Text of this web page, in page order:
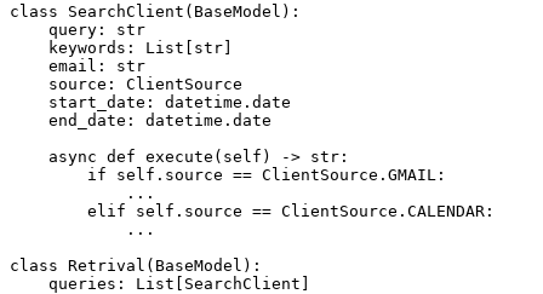
class SearchClient ( BaseModel ):
    query
:
str
    keywords
: List [ str]
    email
:
str
    source
:
ClientSource
    start_date
: datetime . date
    end_date
: datetime . date
    async
def execute ( self ) -> str :
        if
self . source == ClientSource . GMAIL :
            ...
        elif
self . source == ClientSource . CALENDAR :
            ...
class Retrival ( BaseModel ):
    queries
: List [ SearchClient ]